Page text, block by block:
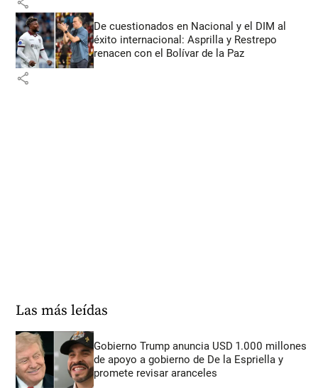
De cuestionados en Nacional y el DIM al
éxito internacional: Asprilla y Restrepo
renacen con el Bolívar de la Paz
share
Las más leídas
Gobierno Trump anuncia USD 1.000 millones
de apoyo a gobierno de De la Espriella y
promete revisar aranceles